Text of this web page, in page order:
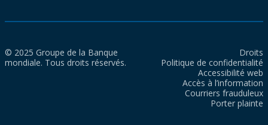
© 2025 Groupe de la Banque
mondiale. Tous droits réservés.
Droits
Politique de confidentialité
Accessibilité web
Accès à l’information
Courriers frauduleux
Porter plainte